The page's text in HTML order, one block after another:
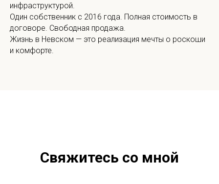
инфраструктурой.
Один собственник с 2016 года. Полная стоимость в
договоре. Свободная продажа.
Жизнь в Невском — это реализация мечты о роскоши
и комфорте.
Свяжитесь со мной